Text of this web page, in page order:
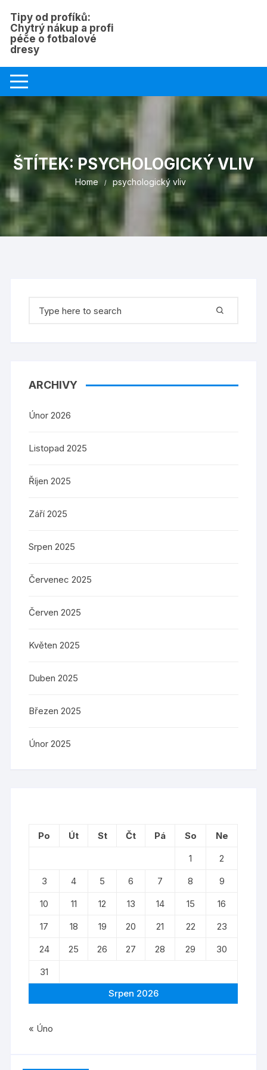
content
Tipy od profíků:
Chytrý nákup a profi
péče o fotbalové
dresy
ŠTÍTEK: PSYCHOLOGICKÝ VLIV
Home psychologický vliv
for:
ARCHIVY
Únor 2026
Listopad 2025
Říjen 2025
Září 2025
Srpen 2025
Červenec 2025
Červen 2025
Květen 2025
Duben 2025
Březen 2025
Únor 2025
Srpen 2026
Po Út St Čt Pá So
Ne
1
2
3
4 5 6 7 8
9
10
11 12 13 14 15
16
17
18 19 20 21 22
23
24
25 26 27 28 29
30
31
« Úno